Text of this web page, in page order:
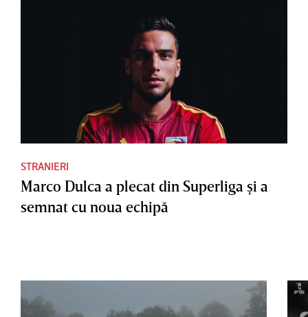
STRANIERI
Marco Dulca a plecat din Superliga şi a
semnat cu noua echipă